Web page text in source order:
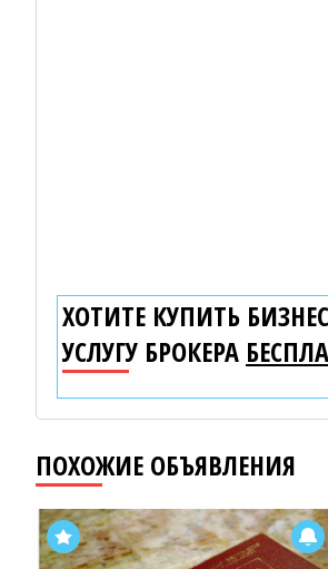
ХОТИТЕ КУПИТЬ
УСЛУГУ БРОКЕРА
ПОХОЖИЕ ОБЪЯВЛЕНИЯ